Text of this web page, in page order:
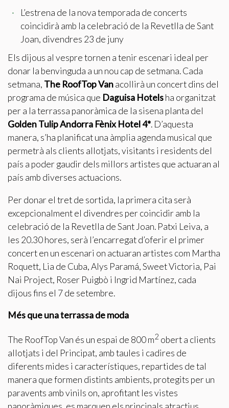
L’estrena de la nova temporada de concerts
coincidirà amb la celebració de la Revetlla de Sant
Joan, divendres 23 de juny
Els dijous al vespre tornen a tenir escenari ideal per
donar la benvinguda a un nou cap de setmana. Cada
setmana, The RoofTop Vanacollirà un concert dins del
programa de música que Daguisa Hotelsha organitzat
per a la terrassa panoràmica de la sisena planta del
Golden Tulip Andorra Fènix Hotel 4*. D’aquesta
manera, s’ha planificat una àmplia agenda musical que
permetrà als clients allotjats, visitants i residents del
país a poder gaudir dels millors artistes que actuaran al
país amb diverses actuacions.
Per donar el tret de sortida, la primera cita serà
excepcionalment el divendres per coincidir amb la
celebració de la Revetlla de Sant Joan. Patxi Leiva, a
les 20.30 hores, serà l’encarregat d’oferir el primer
concert en un escenari on actuaran artistes com Martha
Roquett, Lia de Cuba, Alys Paramá, Sweet Victoria, Pai
Nai Project, Roser Puigbò i Ingrid Martínez, cada
dijous fins el 7 de setembre.
Més que una terrassa de moda
The RoofTop Van és un espai de 800 m2 obert a clients
allotjats i del Principat, amb taules i cadires de
diferents mides i característiques, repartides de tal
manera que formen distints ambients, protegits per un
paravents amb vinils on, aprofitant les vistes
Tècniques i funcionals
Sempre activades
Aquest lloc web utilitza cookies pròpies per recopilar
informació amb la finalitat de millorar els nostres serveis.
Si continua navegant, suposa l'acceptació de la instal·lació
de les mateixes. L'usuari té la possibilitat de configurar el
navegador podent, si així ho desitja, impedir que siguin
instal·lades al disc dur, encara que haurà de tenir en
compte que aquesta acció podrà ocasionar dificultats de
navegació de la pàgina web.
Analítiques i personalització
Permeten fer el seguiment i l'anàlisi del comportament
dels usuaris d'aquest lloc web. La informació recollida
mitjançant aquest tipus de cookies s'utilitza en el
mesurament de l'activitat del web per a l'elaboració de
perfils de navegació dels usuaris per introduir millores en
servei. Permeten desar la informació de preferència de
l'usuari per millorar la qualitat dels nostres serveis i oferir
una millor experiència a través de productes recomanats.
Marketing i publicitat
Aquestes cookies són utilitzades per emmagatzemar
informació sobre les preferències i les eleccions personals
de l'usuari a través de l'observació continuada dels seus
hàbits de navegació. Gràcies a elles, podem conèixer els
hàbits de navegació al lloc web i mostrar publicitat
relacionada amb el perfil de navegació de l'usuari.